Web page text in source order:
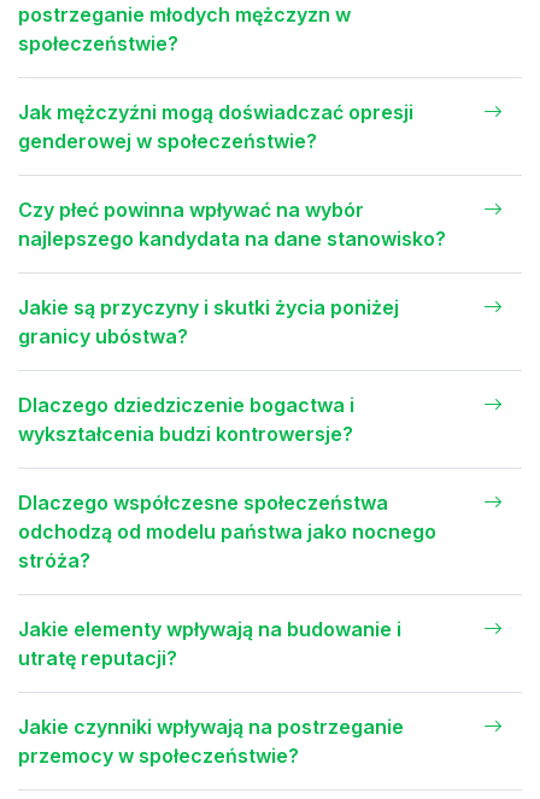
postrzeganie młodych mężczyzn w
społeczeństwie?
Jak mężczyźni mogą doświadczać opresji
genderowej w społeczeństwie?
Czy płeć powinna wpływać na wybór
najlepszego kandydata na dane stanowisko?
Jakie są przyczyny i skutki życia poniżej
granicy ubóstwa?
Dlaczego dziedziczenie bogactwa i
wykształcenia budzi kontrowersje?
Dlaczego współczesne społeczeństwa
odchodzą od modelu państwa jako nocnego
stróża?
Jakie elementy wpływają na budowanie i
utratę reputacji?
Jakie czynniki wpływają na postrzeganie
przemocy w społeczeństwie?